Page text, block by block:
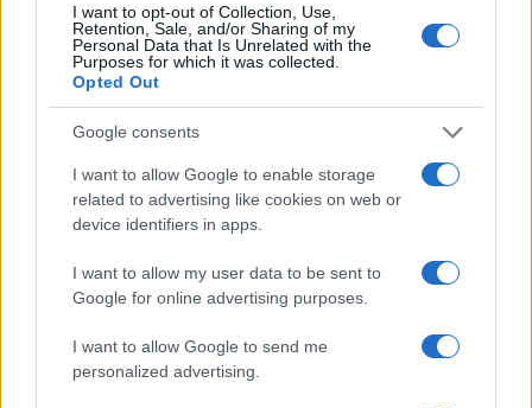
I want to opt-out of Collection, Use,
Retention, Sale, and/or Sharing of my
Personal Data that Is Unrelated with the
Purposes for which it was collected.
Opted Out
Google consents
I want to allow Google to enable storage
related to advertising like cookies on web or
device identifiers in apps.
I want to allow my user data to be sent to
Google for online advertising purposes.
I want to allow Google to send me
personalized advertising.
The Shards su Disney+: come vestirsi anni ’80
Camilla Fiore · 6 Ago 2026
BELLEZZA